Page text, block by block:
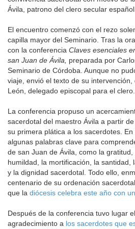
Ávila, patrono del clero secular español.
El encuentro comenzó con el rezo
capilla mayor del Seminario. Tras la
con la conferencia Claves esenciales
san Juan de Ávila,
preparada por
Seminario de Córdoba. Aunque no
viaje, envió el texto de su
León, delegado episcopal para el clero.
La conferencia propuso un
sacerdotal del maestro Ávila a partir
su primera plática a los sacerdotes.
algunas palabras clave para
de san Juan de Ávila, como la
humildad, la mortificación, la santidad,
y la dignidad sacerdotal. Todo ello,
centenario de su ordenación
que la diócesis celebra este año con
Después de la conferencia tuvo lugar
agradecimiento a los sacerdotes que